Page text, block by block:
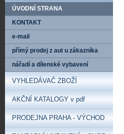
ÚVODNÍ STRANA
KONTAKT
e-mail
přímý prodej z aut u zákazníka
nářadí a dílenské vybavení
VYHLEDÁVAČ ZBOŽÍ
AKČNÍ KATALOGY v pdf
PRODEJNA PRAHA - VÝCHOD